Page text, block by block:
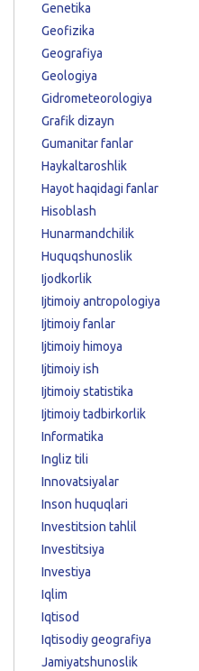
Genetika
Geofizika
Geografiya
Geologiya
Gidrometeorologiya
Grafik dizayn
Gumanitar fanlar
Haykaltaroshlik
Hayot haqidagi fanlar
Hisoblash
Hunarmandchilik
Huquqshunoslik
Ijodkorlik
Ijtimoiy antropologiya
Ijtimoiy fanlar
Ijtimoiy himoya
Ijtimoiy ish
Ijtimoiy statistika
Ijtimoiy tadbirkorlik
Informatika
Ingliz tili
Innovatsiyalar
Inson huquqlari
Investitsion tahlil
Investitsiya
Investiya
Iqlim
Iqtisod
Iqtisodiy geografiya
Jamiyatshunoslik